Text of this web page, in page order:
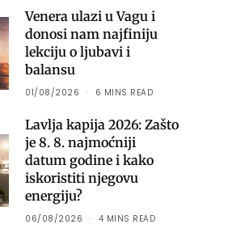
Venera ulazi u Vagu i
donosi nam najfiniju
lekciju o ljubavi i
balansu
01/08/2026 6 MINS READ
Lavlja kapija 2026: Zašto
je 8. 8. najmoćniji
datum godine i kako
iskoristiti njegovu
energiju?
06/08/2026 4 MINS READ